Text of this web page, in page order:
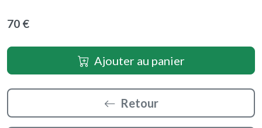
70 €
Ajouter au panier
Retour